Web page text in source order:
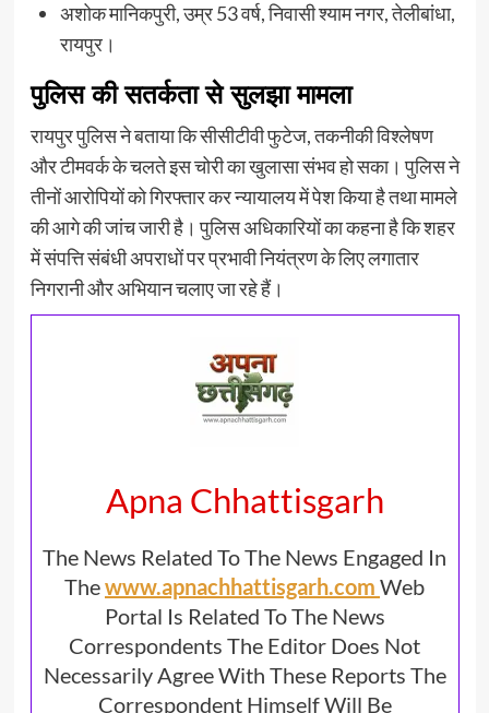
अशोक मानिकपुरी, उम्र 53 वर्ष, निवासी श्याम नगर, तेलीबांधा,
रायपुर।
पुलिस की सतर्कता से सुलझा मामला
रायपुर पुलिस ने बताया कि सीसीटीवी फुटेज, तकनीकी विश्लेषण
और टीमवर्क के चलते इस चोरी का खुलासा संभव हो सका। पुलिस ने
तीनों आरोपियों को गिरफ्तार कर न्यायालय में पेश किया है तथा मामले
की आगे की जांच जारी है। पुलिस अधिकारियों का कहना है कि शहर
में संपत्ति संबंधी अपराधों पर प्रभावी नियंत्रण के लिए लगातार
निगरानी और अभियान चलाए जा रहे हैं।
Apna Chhattisgarh
The News Related To The News Engaged In
Thewww.apnachhattisgarh.com Web
Portal Is Related To The News
Correspondents The Editor Does Not
Necessarily Agree With These Reports The
Correspondent Himself Will Be